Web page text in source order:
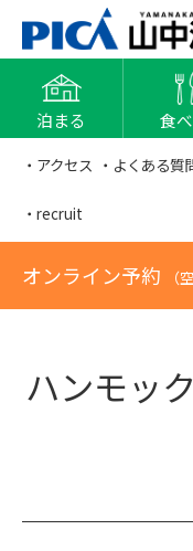
泊まる 食
・アクセス ・よくある質
・recruit
オンライン予約 （
ハンモッ